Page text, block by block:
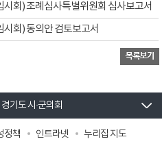
회) 조례심사특별위원회 심사보고서
회) 동의안 검토보고서
경기도 시·군의회
정책 인트라넷 누리집 지도